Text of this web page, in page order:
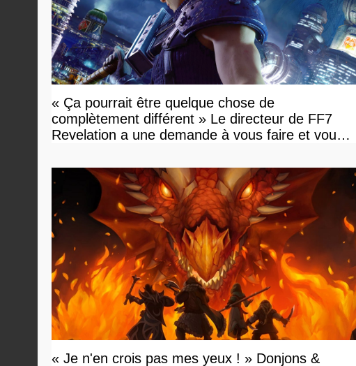
« Ça pourrait être quelque chose de
complètement différent » Le directeur de FF7
Revelation a une demande à vous faire et vous
« Je n'en crois pas mes yeux ! » Donjons &